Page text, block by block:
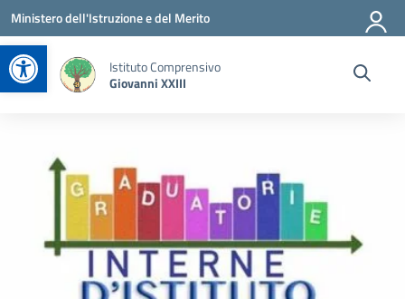
Apri la barra degli strumenti
Vai ai contenuti
Vai al menu di navigazione
Vai al footer
Ministero dell'Istruzione e del Merito
Istituto Comprensivo
Giovanni XXIII